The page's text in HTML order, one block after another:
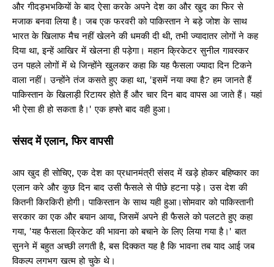
और गीदड़भभकियों के बाद ऐसा करके अपने देश का और खुद का फिर से
मजाक बनवा लिया है। जब एक फरवरी को पाकिस्तान ने बड़े जोश के साथ
भारत के खिलाफ मैच नहीं खेलने की धमकी दी थी, तभी ज्यादातर लोगों ने कह
दिया था, इन्हें आखिर में खेलना ही पड़ेगा। महान क्रिकेटर सुनील गावस्कर
उन पहले लोगों में थे जिन्होंने खुलकर कहा कि यह फैसला ज्यादा दिन टिकने
वाला नहीं। उन्होंने तंज कसते हुए कहा था, 'इसमें नया क्या है? हम जानते हैं
पाकिस्तान के खिलाड़ी रिटायर होते हैं और चार दिन बाद वापस आ जाते हैं। यहां
भी ऐसा ही हो सकता है।' एक हफ्ते बाद वही हुआ।
संसद में एलान, फिर वापसी
आप खुद ही सोचिए, एक देश का प्रधानमंत्री संसद में खड़े होकर बहिष्कार का
एलान करे और कुछ दिन बाद उसी फैसले से पीछे हटना पड़े। उस देश की
कितनी किरकिरी होगी। पाकिस्तान के साथ यही हुआ।सोमवार को पाकिस्तानी
सरकार का एक और बयान आया, जिसमें अपने ही फैसले को पलटते हुए कहा
गया, 'यह फैसला क्रिकेट की भावना को बचाने के लिए लिया गया है।' बात
सुनने में बहुत अच्छी लगती है, बस दिक्कत यह है कि भावना तब याद आई जब
विकल्प लगभग खत्म हो चुके थे।